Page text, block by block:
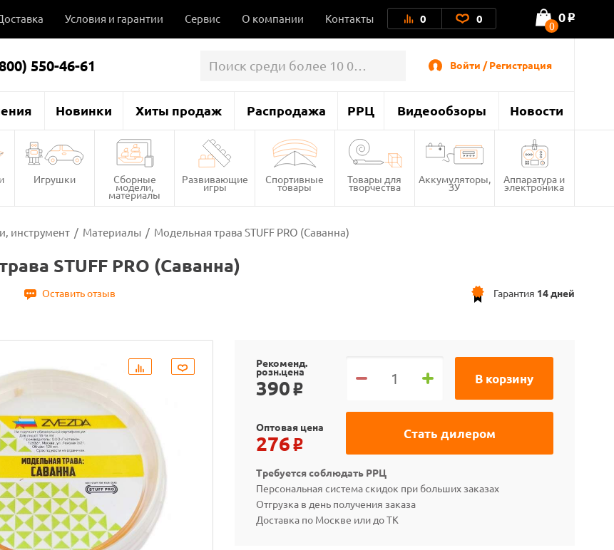
Условия и гарантии Сервис О компании Контакты 0 0 0
0 o
550-46-61 Войти / Регистрация
Новинки Хиты продаж Распродажа РРЦ Видеообзоры Новости
Игрушки Сборные
модели,
материалы
Развивающие
игры
Спортивные
товары
Товары для
творчества
Аккумуляторы,
ЗУ
Аппаратура и
электроника
инструмент / Материалы / Модельная трава STUFF PRO (Саванна)
STUFF PRO (Саванна)
Оставить отзыв Гарантия 14 дней
Рекоменд.
розн.цена
390 o
В корзину
Стать дилером
Оптовая цена
276 o
Требуется соблюдать РРЦ
Персональная система скидок при больших заказах
Отгрузка в день получения заказа
Доставка по Москве или до ТК